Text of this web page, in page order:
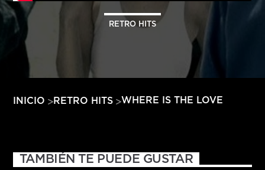
HITS – 96.5 FM
HITS
RETRO HITS
INICIO RETRO HITS WHERE IS THE LOVE
TAMBIÉN TE PUEDE GUSTAR